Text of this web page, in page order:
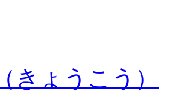
きょうこう）